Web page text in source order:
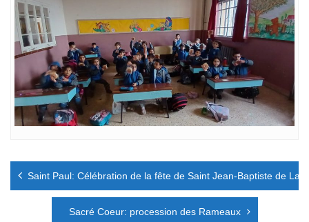
Navigation
Saint Paul: Célébration de la fête de Saint Jean-Baptiste de La
Sacré Coeur: procession des Rameaux